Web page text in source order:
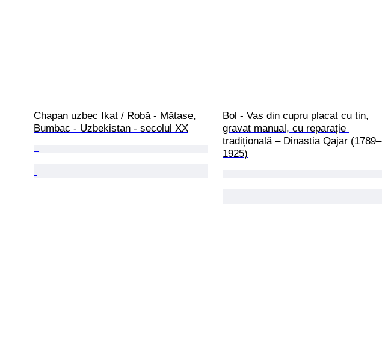
Chapan uzbec Ikat / Robă - Mătase,
Bumbac - Uzbekistan - secolul XX
Bol - Vas din cupru placat cu tin,
gravat manual, cu reparație
tradițională – Dinastia Qajar (1789–
1925)